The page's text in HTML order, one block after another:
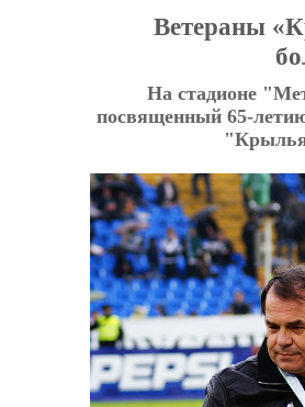
Хабаровск
Калининград
Астрахань
Ветераны
На стадионе
посвященный 65-
"Крылья